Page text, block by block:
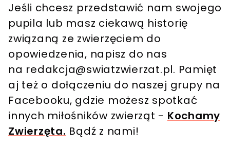
Jeśli chcesz przedstawić nam swojego
pupila lub masz ciekawą historię
związaną ze zwierzęciem do
opowiedzenia, napisz do nas
na redakcja@swiatzwierzat.pl. Pamięt
aj też o dołączeniu do naszej grupy na
Facebooku, gdzie możesz spotkać
innych miłośników zwierząt - Kochamy
Zwierzęta. Bądź z nami!